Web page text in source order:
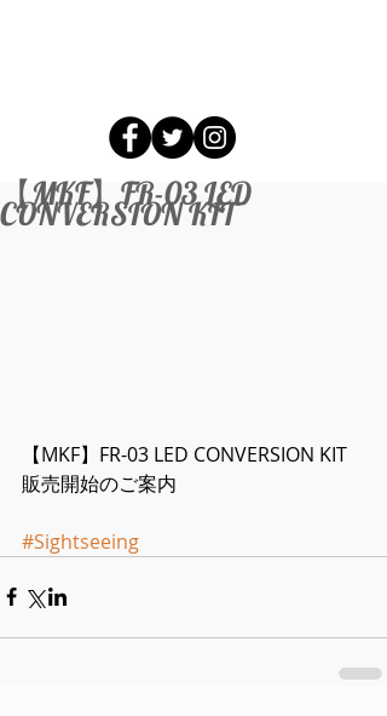
【MKF】FR-03 LED
CONVERSION KIT
【MKF】FR-03 LED CONVERSION KIT
販売開始のご案内
#Sightseeing